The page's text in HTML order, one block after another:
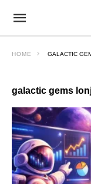
HOME GALACTIC
galactic gems